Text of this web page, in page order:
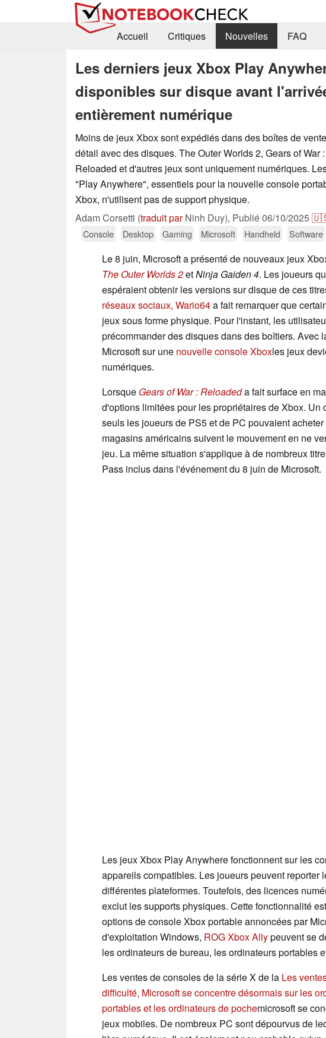
Accueil
Critiques Nouvelles FAQ
Les derniers jeux Xbox Play
disponibles sur disque avant
entièrement numérique
Moins de jeux Xbox sont expédiés dans des boîtes de
détail avec des disques. The Outer Worlds 2, Gears of War :
Reloaded et d'autres jeux sont uniquement numériques.
"Play Anywhere", essentiels pour la nouvelle console
Xbox, n'utilisent pas de support physique.
Adam Corsetti (traduit parNinh Duy), Publié06/10/2025
Console Desktop Gaming Microsoft Handheld Software
Le 8 juin, Microsoft a présenté de nouveaux jeux
The Outer Worlds 2etNinja Gaiden 4. Les joueurs
espéraient obtenir les versions sur disque de ces
réseaux sociaux, Wario64a fait remarquer que
jeux sous forme physique. Pour l'instant, les
précommander des disques dans des boîtiers. Avec
Microsoft sur une nouvelle console Xboxles jeux
numériques.
Lorsque Gears of War : Reloadeda fait surface en
d'options limitées pour les propriétaires de Xbox.
seuls les joueurs de PS5 et de PC pouvaient
magasins américains suivent le mouvement en ne
jeu. La même situation s'applique à de nombreux
Pass inclus dans l'événement du 8 juin de Microsoft.
Les jeux Xbox Play Anywhere fonctionnent sur les
appareils compatibles. Les joueurs peuvent reporter
différentes plateformes. Toutefois, des licences
exclut les supports physiques. Cette fonctionnalité
options de console Xbox portable annoncées par
d'exploitation Windows, ROG Xbox Allypeuvent se
les ordinateurs de bureau, les ordinateurs portables
Les ventes de consoles de la série X de la Les
difficulté, Microsoft se concentre désormais sur les
portables et les ordinateurs de pochemicrosoft se
jeux mobiles. De nombreux PC sont dépourvus de